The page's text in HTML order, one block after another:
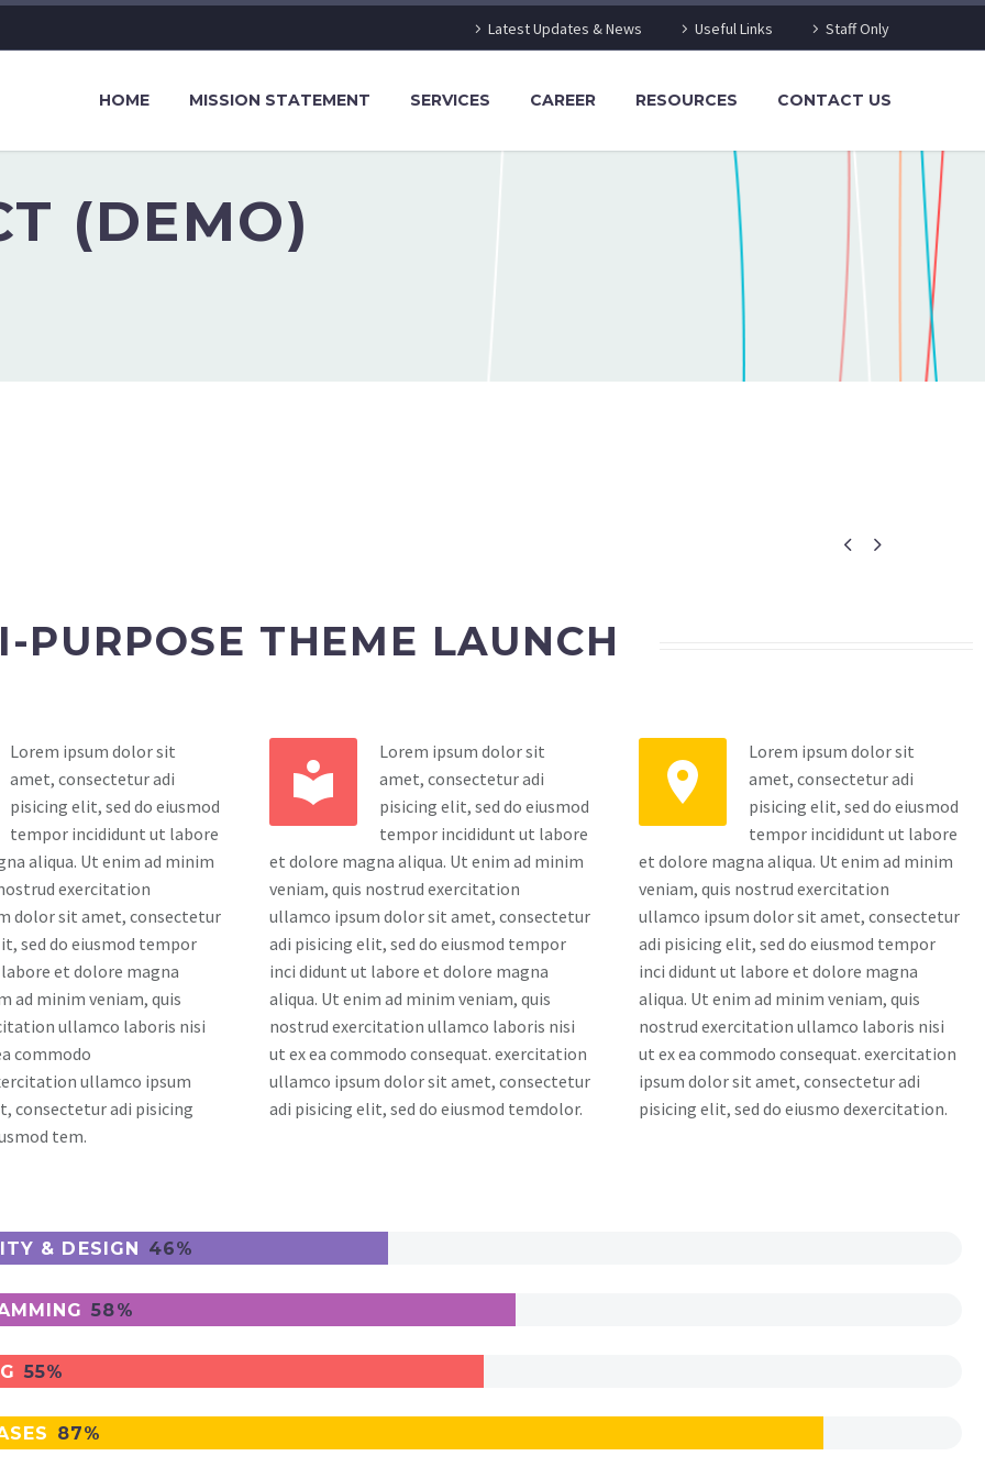
Latest Updates & News Useful Links Staff Only
HOME MISSION STATEMENT SERVICES CAREER RESOURCES CONTACT US
(DEMO)
 
PURPOSE THEME LAUNCH
Lorem ipsum dolor sit
amet, consectetur adi
pisicing elit, sed do eiusmod
tempor incididunt ut labore
aliqua. Ut enim ad minim
exercitation
dolor sit amet, consectetur
sed do eiusmod tempor
et dolore magna
ad minim veniam, quis
ullamco laboris nisi
commodo
ullamco ipsum
consectetur adi pisicing
tem.


Lorem ipsum dolor sit
amet, consectetur adi
pisicing elit, sed do eiusmod
tempor incididunt ut labore
et dolore magna aliqua. Ut enim ad minim
veniam, quis nostrud exercitation
ullamco ipsum dolor sit amet, consectetur
adi pisicing elit, sed do eiusmod tempor
inci didunt ut labore et dolore magna
aliqua. Ut enim ad minim veniam, quis
nostrud exercitation ullamco laboris nisi
ut ex ea commodo consequat. exercitation
ullamco ipsum dolor sit amet, consectetur
adi pisicing elit, sed do eiusmod temdolor.


Lorem ipsum dolor sit
amet, consectetur adi
pisicing elit, sed do eiusmod
tempor incididunt ut labore
et dolore magna aliqua. Ut enim ad minim
veniam, quis nostrud exercitation
ullamco ipsum dolor sit amet, consectetur
adi pisicing elit, sed do eiusmod tempor
inci didunt ut labore et dolore magna
aliqua. Ut enim ad minim veniam, quis
nostrud exercitation ullamco laboris nisi
ut ex ea commodo consequat. exercitation
ipsum dolor sit amet, consectetur adi
pisicing elit, sed do eiusmo dexercitation.
& DESIGN 46%
58%
55%
87%